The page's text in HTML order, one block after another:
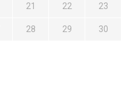
21 22 23
28 29 30